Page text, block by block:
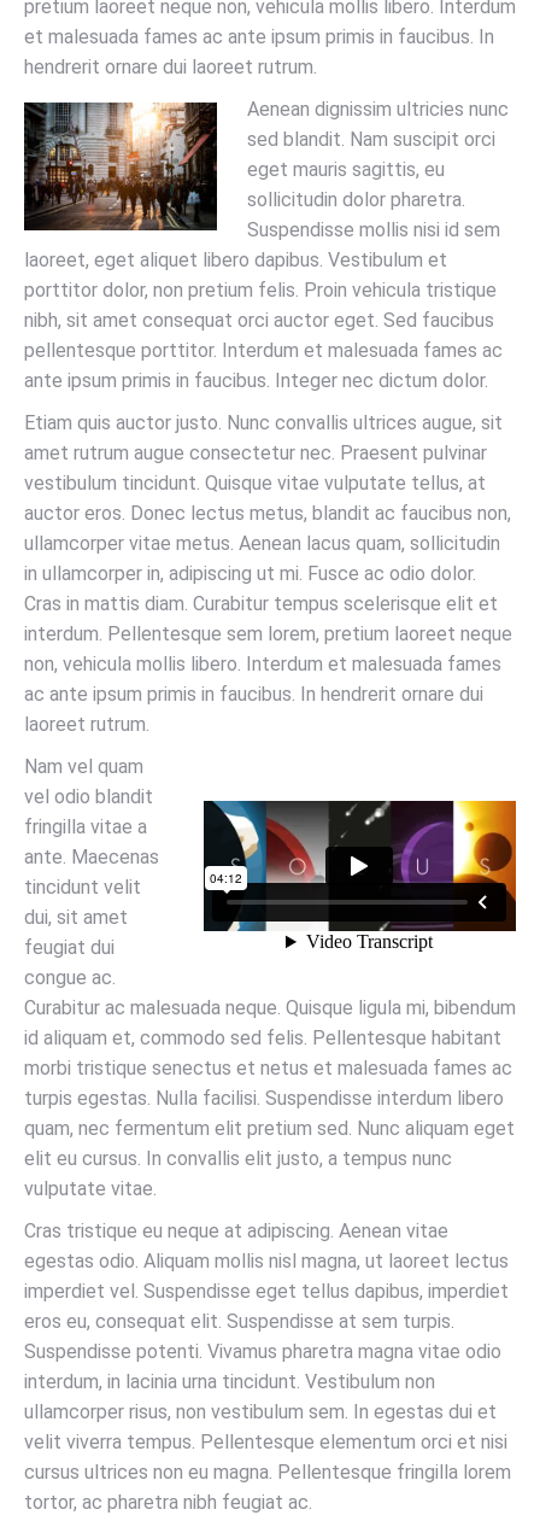
pretium laoreet neque non, vehicula mollis libero. Interdum
et malesuada fames ac ante ipsum primis in faucibus. In
hendrerit ornare dui laoreet rutrum.
Aenean dignissim ultricies nunc
sed blandit. Nam suscipit orci
eget mauris sagittis, eu
sollicitudin dolor pharetra.
Suspendisse mollis nisi id sem
laoreet, eget aliquet libero dapibus. Vestibulum et
porttitor dolor, non pretium felis. Proin vehicula tristique
nibh, sit amet consequat orci auctor eget. Sed faucibus
pellentesque porttitor. Interdum et malesuada fames ac
ante ipsum primis in faucibus. Integer nec dictum dolor.
Etiam quis auctor justo. Nunc convallis ultrices augue, sit
amet rutrum augue consectetur nec. Praesent pulvinar
vestibulum tincidunt. Quisque vitae vulputate tellus, at
auctor eros. Donec lectus metus, blandit ac faucibus non,
ullamcorper vitae metus. Aenean lacus quam, sollicitudin
in ullamcorper in, adipiscing ut mi. Fusce ac odio dolor.
Cras in mattis diam. Curabitur tempus scelerisque elit et
interdum. Pellentesque sem lorem, pretium laoreet neque
non, vehicula mollis libero. Interdum et malesuada fames
ac ante ipsum primis in faucibus. In hendrerit ornare dui
laoreet rutrum.
Nam vel quam
vel odio blandit
fringilla vitae a
ante. Maecenas
tincidunt velit
dui, sit amet
feugiat dui
congue ac.
Curabitur ac malesuada neque. Quisque ligula mi, bibendum
id aliquam et, commodo sed felis. Pellentesque habitant
morbi tristique senectus et netus et malesuada fames ac
turpis egestas. Nulla facilisi. Suspendisse interdum libero
quam, nec fermentum elit pretium sed. Nunc aliquam eget
elit eu cursus. In convallis elit justo, a tempus nunc
vulputate vitae.
Cras tristique eu neque at adipiscing. Aenean vitae
egestas odio. Aliquam mollis nisl magna, ut laoreet lectus
imperdiet vel. Suspendisse eget tellus dapibus, imperdiet
eros eu, consequat elit. Suspendisse at sem turpis.
Suspendisse potenti. Vivamus pharetra magna vitae odio
interdum, in lacinia urna tincidunt. Vestibulum non
ullamcorper risus, non vestibulum sem. In egestas dui et
velit viverra tempus. Pellentesque elementum orci et nisi
cursus ultrices non eu magna. Pellentesque fringilla lorem
tortor, ac pharetra nibh feugiat ac.